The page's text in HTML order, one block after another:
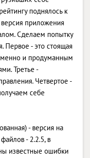
поднялось к
приложения
Сделаем попытку
Первое - это стоящая
и продуманным
Третье -
Четвертое -
себе
- версия на
- 2.2.5, в
известные ошибки